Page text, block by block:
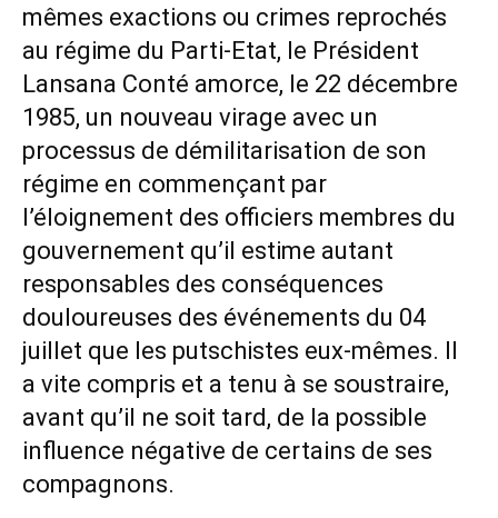
mêmes exactions ou crimes reprochés
au régime du Parti-Etat, le Président
Lansana Conté amorce, le 22 décembre
1985, un nouveau virage avec un
processus de démilitarisation de son
régime en commençant par
l’éloignement des officiers membres du
gouvernement qu’il estime autant
responsables des conséquences
douloureuses des événements du 04
juillet que les putschistes eux-mêmes. Il
a vite compris et a tenu à se soustraire,
avant qu’il ne soit tard, de la possible
influence négative de certains de ses
compagnons.